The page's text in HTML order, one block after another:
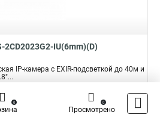
2CD2023G2-IU(6mm)(D)
IP-камера с EXIR-подсветкой до 40м и
Сравнить
0
Просмотрено
0